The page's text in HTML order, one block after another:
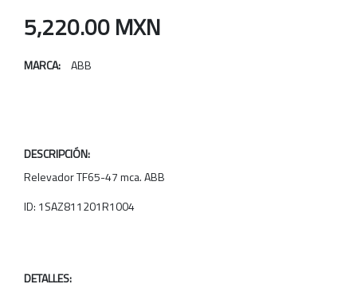
5,220.00 MXN
MARCA: ABB
DESCRIPCIÓN:
Relevador TF65-47 mca. ABB
ID: 1SAZ811201R1004
DETALLES: